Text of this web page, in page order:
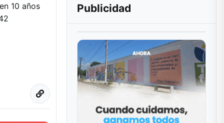
10 años
Publicidad